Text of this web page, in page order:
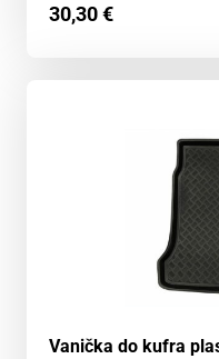
30,30€
Vanička do kufra